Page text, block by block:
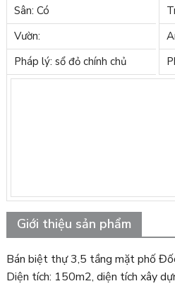
Sân: Có
Vườn:
Pháp lý: sổ đỏ chính chủ
Giới thiệu sản phẩm
Bán biệt thự 3,5 tầng mặt phố
Diện tích: 150m2, diện tích xây